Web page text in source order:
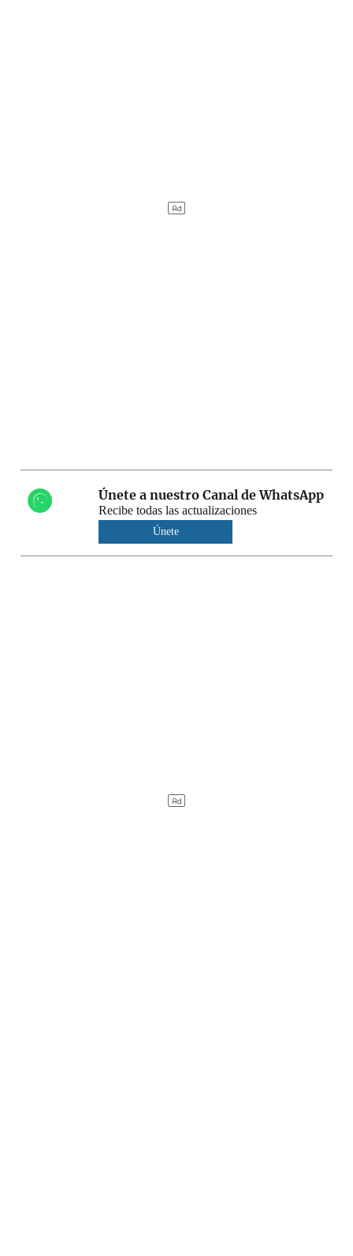
Únete a nuestro Canal de WhatsApp
Recibe todas las actualizaciones
Únete